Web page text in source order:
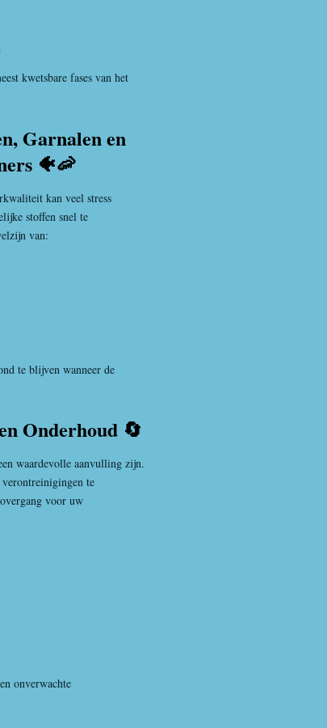
kwetsbare fases van het
Garnalen en
🐠🦐
kan veel stress
stoffen snel te
van:
te blijven wanneer de
Onderhoud 🔄
waardevolle aanvulling zijn.
te
voor uw
onverwachte